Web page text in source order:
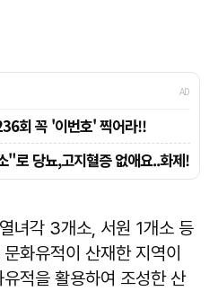
녀각 3개소, 서원 1개소 등
화유적이 산재한 지역이
적을 활용하여 조성한 산